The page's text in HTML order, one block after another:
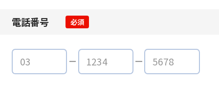
電話番号 必須